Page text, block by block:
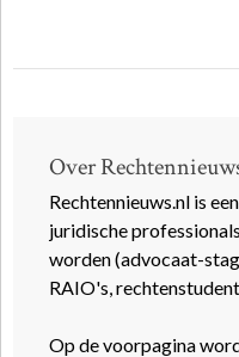
Over
Rechtennieuws.nl is
juridische
worden (advocaat-
RAIO's,
Op de voorpagina